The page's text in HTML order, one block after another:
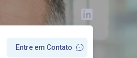
Entre em Contato